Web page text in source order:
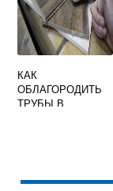
КАК
ОБЛАГОРОДИТЬ
ТРУБЫ В